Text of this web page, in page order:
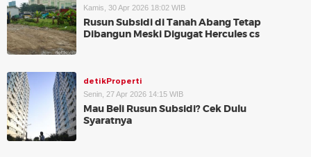
Kamis, 30 Apr 2026 18:02 WIB
Rusun Subsidi di Tanah Abang Tetap
Dibangun Meski Digugat Hercules cs
detikProperti
Senin, 27 Apr 2026 14:15 WIB
Mau Beli Rusun Subsidi? Cek Dulu
Syaratnya